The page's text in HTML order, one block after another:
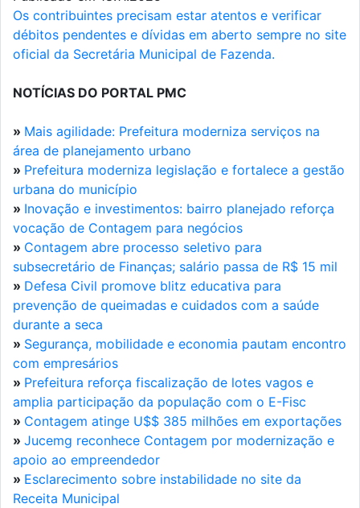
Os contribuintes precisam estar atentos e verificar
débitos pendentes e dívidas em aberto sempre no site
oficial da Secretária Municipal de Fazenda.
NOTÍCIAS DO PORTAL PMC
» Mais agilidade: Prefeitura moderniza serviços na
área de planejamento urbano
» Prefeitura moderniza legislação e fortalece a gestão
urbana do município
» Inovação e investimentos: bairro planejado reforça
vocação de Contagem para negócios
» Contagem abre processo seletivo para
subsecretário de Finanças; salário passa de R$ 15 mil
» Defesa Civil promove blitz educativa para
prevenção de queimadas e cuidados com a saúde
durante a seca
» Segurança, mobilidade e economia pautam encontro
com empresários
» Prefeitura reforça fiscalização de lotes vagos e
amplia participação da população com o E-Fisc
» Contagem atinge U$$ 385 milhões em exportações
» Jucemg reconhece Contagem por modernização e
apoio ao empreendedor
» Esclarecimento sobre instabilidade no site da
Receita Municipal